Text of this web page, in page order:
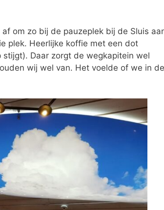
om zo bij de pauzeplek bij de Sluis
plek. Heerlijke koffie met een dot
Daar zorgt de wegkapitein wel
wij wel van. Het voelde of we in de